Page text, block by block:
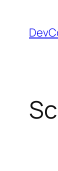
Inhalt
springen